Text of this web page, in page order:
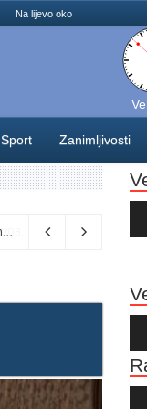
Na lijevo oko
Sport Zanimljivosti
Vance kaže da će pregovori s Iranom potrajati, odbacio navode o sukobu s Netanyahuom 06/08/2026